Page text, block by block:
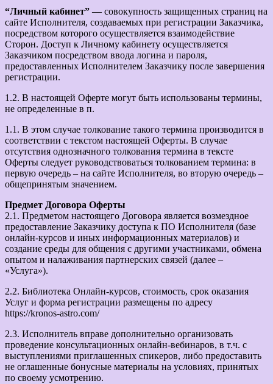
“Личный кабинет” — совокупность защищенных страниц на
сайте Исполнителя, создаваемых при регистрации Заказчика,
посредством которого осуществляется взаимодействие
Сторон. Доступ к Личному кабинету осуществляется
Заказчиком посредством ввода логина и пароля,
предоставленных Исполнителем Заказчику после завершения
регистрации.
1.2. В настоящей Оферте могут быть использованы термины,
не определенные в п.
1.1. В этом случае толкование такого термина производится в
соответствии с текстом настоящей Оферты. В случае
отсутствия однозначного толкования термина в тексте
Оферты следует руководствоваться толкованием термина: в
первую очередь – на сайте Исполнителя, во вторую очередь –
общепринятым значением.
Предмет Договора Оферты
2.1. Предметом настоящего Договора является возмездное
предоставление Заказчику доступа к ПО Исполнителя (базе
онлайн-курсов и иных информационных материалов) и
создание среды для общения с другими участниками, обмена
опытом и налаживания партнерских связей (далее –
«Услуга»).
2.2. Библиотека Онлайн-курсов, стоимость, срок оказания
Услуг и форма регистрации размещены по адресу
https://kronos-astro.com/
2.3. Исполнитель вправе дополнительно организовать
проведение консультационных онлайн-вебинаров, в т.ч. с
выступлениями приглашенных спикеров, либо предоставить
не оглашенные бонусные материалы на условиях, принятых
по своему усмотрению.